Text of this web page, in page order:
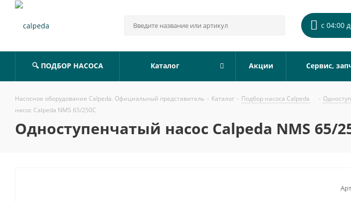
с 04:00
🔍 ПОДБОР НАСОСА Каталог Акции Сервис,
Насосное оборудование Calpeda. Официальный представитель - Каталог - Подбор насоса Calpeda -
насос Calpeda NMS 65/250C
Одноступенчатый насос Calpeda NMS 65/